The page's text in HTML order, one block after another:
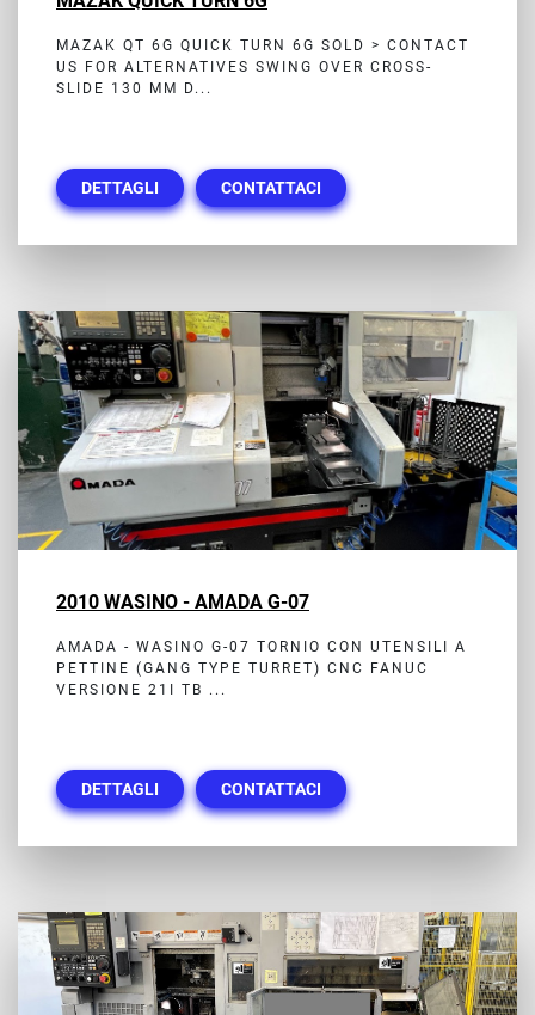
MAZAK QT 6G QUICK TURN 6G SOLD > CONTACT
US FOR ALTERNATIVES SWING OVER CROSS-
SLIDE 130 MM D...
DETTAGLI CONTATTACI
2010 WASINO - AMADA G-07
AMADA - WASINO G-07 TORNIO CON UTENSILI A
PETTINE (GANG TYPE TURRET) CNC FANUC
VERSIONE 21I TB ...
DETTAGLI CONTATTACI